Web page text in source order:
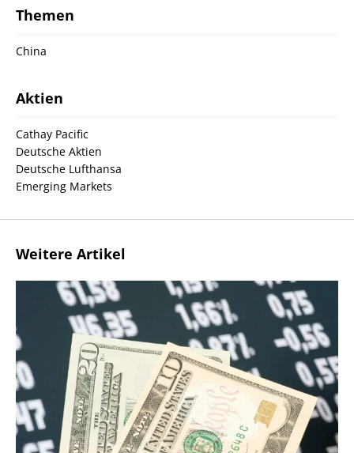
Themen
China
Aktien
Cathay Pacific
Deutsche Aktien
Deutsche Lufthansa
Emerging Markets
Weitere Artikel